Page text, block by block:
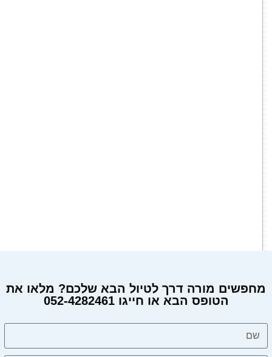
מחפשים מורה דרך לטיול הבא שלכם? מלאו את
הטופס הבא או חייגו 052-4282461